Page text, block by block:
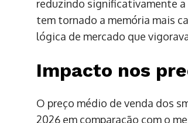
reduzindo significativamente a
tem tornado a memória mais
lógica de mercado que
Impacto nos
O preço médio de venda dos
2026 em comparação com o